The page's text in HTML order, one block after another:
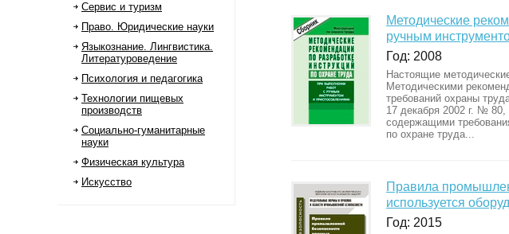
Сервис и туризм
Право. Юридические науки
Языкознание. Лингвистика.
Литературоведение
Психология и педагогика
Технологии пищевых
производств
Социально-гуманитарные
науки
Физическая культура
Искусство
Методические
ручным
Год: 2008
Настоящие
Методическими
требований охраны
17 декабря 2002 г. №
содержащими
по охране труда...
Правила
используется
Год: 2015